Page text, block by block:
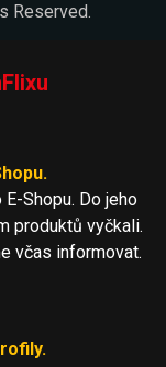
Reserved.
Shopu. Do jeho
produktů vyčkali.
včas informovat.